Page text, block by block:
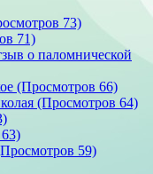
73)
71)
о паломнической
(Просмотров 66)
(Просмотров 64)
59)